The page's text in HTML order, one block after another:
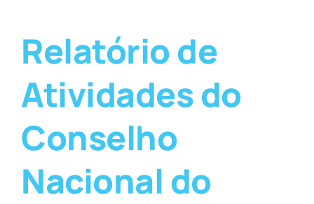
Relatório de
Atividades do
Conselho
Nacional do